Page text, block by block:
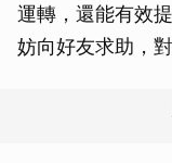
運轉，還能有效
妨向好友求助，